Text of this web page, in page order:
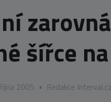
šířce
2005 • Redakce Interval.cz